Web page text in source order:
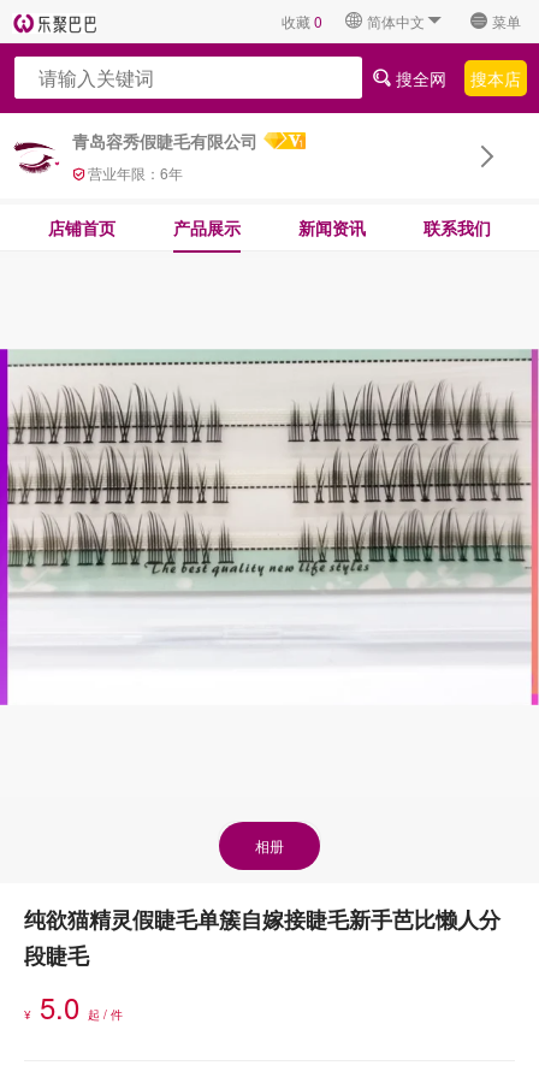
收藏0 简体中文 菜单
青岛容秀假睫毛有限公司
营业年限： 6年
搜全网 搜本店
店铺首页 产品展示 新闻资讯 联系我们
相册
纯欲猫精灵假睫毛单簇自嫁接睫毛新手芭比懒人分
段睫毛
¥ 5.0 起 / 件